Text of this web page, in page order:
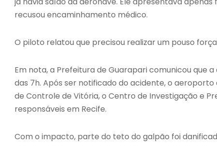
recusou encaminhamento médico.
O piloto relatou que precisou realizar um pouso
Em nota, a Prefeitura de Guarapari comunicou que
das 7h. Após ser notificado do acidente, o
de Controle de Vitória, o Centro de Investigação e
responsáveis em Recife.
Com o impacto, parte do teto do galpão foi